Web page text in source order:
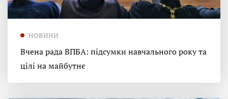
НОВИНИ
Вчена рада ВПБА: підсумки навчального року та
цілі на майбутнє